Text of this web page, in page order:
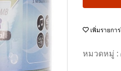
เพิ่มรายกา
หมวดหมู่ :